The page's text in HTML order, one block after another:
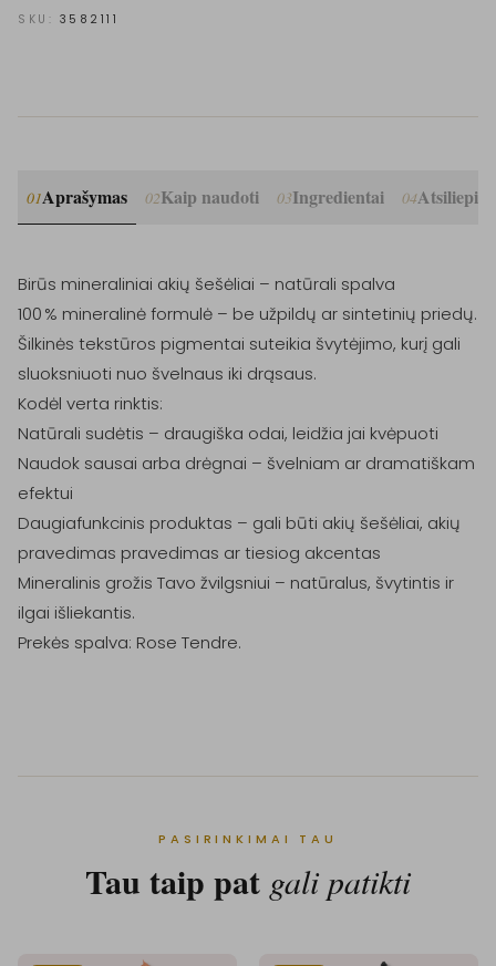
SKU: 3582111
01Aprašymas 02Kaip naudoti 03Ingredientai 04
Birūs mineraliniai akių šešėliai – natūrali spalva
100 % mineralinė formulė – be užpildų ar sintetinių priedų.
Šilkinės tekstūros pigmentai suteikia švytėjimo, kurį gali
sluoksniuoti nuo švelnaus iki drąsaus.
Kodėl verta rinktis:
Natūrali sudėtis – draugiška odai, leidžia jai kvėpuoti
Naudok sausai arba drėgnai – švelniam ar dramatiškam
efektui
Daugiafunkcinis produktas – gali būti akių šešėliai, akių
pravedimas pravedimas ar tiesiog akcentas
Mineralinis grožis Tavo žvilgsniui – natūralus, švytintis ir
ilgai išliekantis.
Prekės spalva: Rose Tendre.
PASIRINKIMAI TAU
Tau taip pat gali patikti